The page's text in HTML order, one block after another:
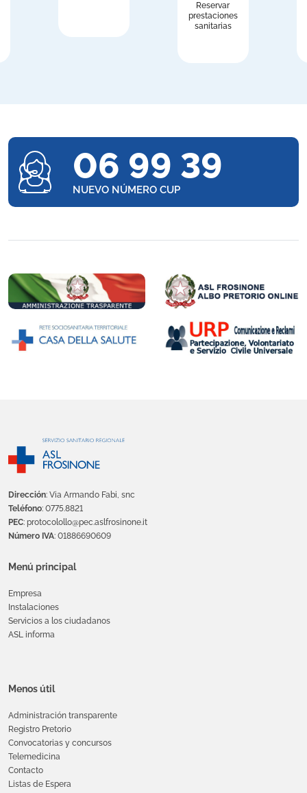
Reservar
prestaciones
sanitarias
06 99 39
NUEVO NÚMERO CUP
Dirección: Via Armando Fabi, snc
Teléfono: 0775.8821
PEC: protocolollo@pec.aslfrosinone.it
Número IVA: 01886690609
Menú principal
Empresa
Instalaciones
Servicios a los ciudadanos
ASL informa
Menos útil
Administración transparente
Registro Pretorio
Convocatorias y concursos
Telemedicina
Contacto
Listas de Espera